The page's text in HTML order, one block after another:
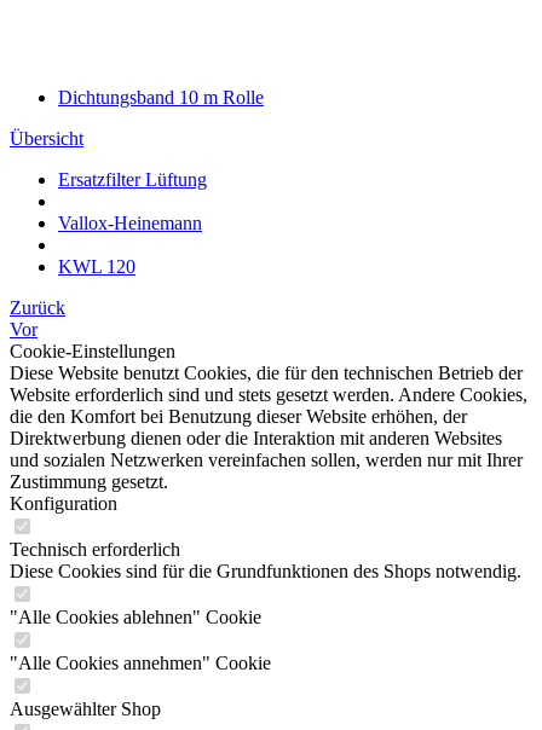
Dichtungsband 10 m Rolle
Übersicht
Ersatzfilter Lüftung
Vallox-Heinemann
KWL 120
Zurück
Vor
Cookie-Einstellungen
Diese Website benutzt Cookies, die für den technischen Betrieb der
Website erforderlich sind und stets gesetzt werden. Andere Cookies,
die den Komfort bei Benutzung dieser Website erhöhen, der
Direktwerbung dienen oder die Interaktion mit anderen Websites
und sozialen Netzwerken vereinfachen sollen, werden nur mit Ihrer
Zustimmung gesetzt.
Konfiguration
Technisch erforderlich
Diese Cookies sind für die Grundfunktionen des Shops notwendig.
"Alle Cookies ablehnen" Cookie
"Alle Cookies annehmen" Cookie
Ausgewählter Shop